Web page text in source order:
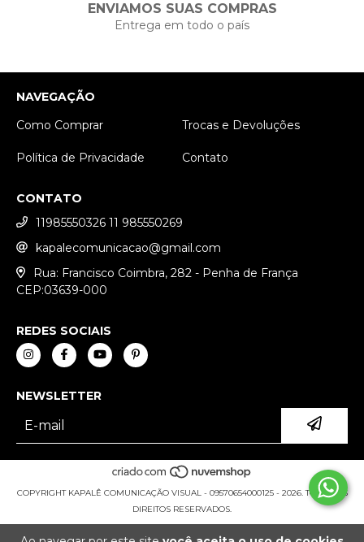
ENVIAMOS SUAS COMPRAS
Entrega em todo o país
NAVEGAÇÃO
Como Comprar
Trocas e Devoluções
Política de Privacidade Contato
CONTATO
11985550326 11 985550269
kapalecomunicacao@gmail.com
Rua: Francisco Coimbra, 282 - Penha de França
CEP:03639-000
REDES SOCIAIS
NEWSLETTER
COPYRIGHT KAPALÊ COMUNICAÇÃO VISUAL - 09570654000125 - 2026. TODOS OS
DIREITOS RESERVADOS.